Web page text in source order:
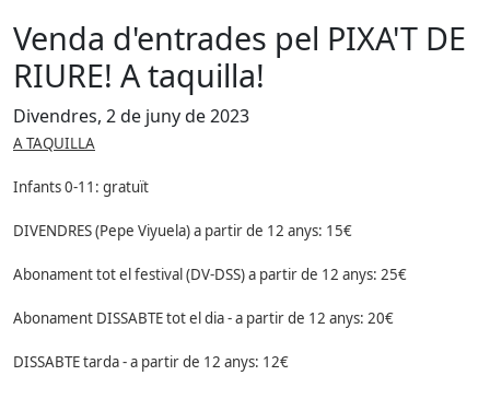
Venda d'entrades pel PIXA'T DE
RIURE! A taquilla!
Divendres, 2 de juny de 2023
A TAQUILLA
Infants 0-11: gratuït
DIVENDRES (Pepe Viyuela) a partir de 12 anys: 15€
Abonament tot el festival (DV-DSS) a partir de 12 anys: 25€
Abonament DISSABTE tot el dia - a partir de 12 anys: 20€
DISSABTE tarda - a partir de 12 anys: 12€